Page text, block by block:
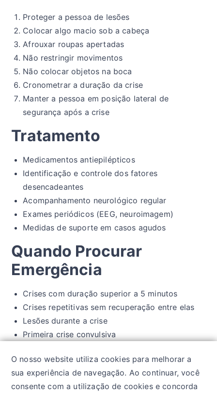
Proteger a pessoa de lesões
Colocar algo macio sob a cabeça
Afrouxar roupas apertadas
Não restringir movimentos
Não colocar objetos na boca
Cronometrar a duração da crise
Manter a pessoa em posição lateral de
segurança após a crise
Tratamento
Medicamentos antiepilépticos
Identificação e controle dos fatores
desencadeantes
Acompanhamento neurológico regular
Exames periódicos (EEG, neuroimagem)
Medidas de suporte em casos agudos
Quando Procurar
Emergência
Crises com duração superior a 5 minutos
Crises repetitivas sem recuperação entre elas
Lesões durante a crise
Primeira crise convulsiva
graves
O nosso website utiliza cookies para melhorar a
sua experiência de navegação. Ao continuar, você
consente com a utilização de cookies e concorda